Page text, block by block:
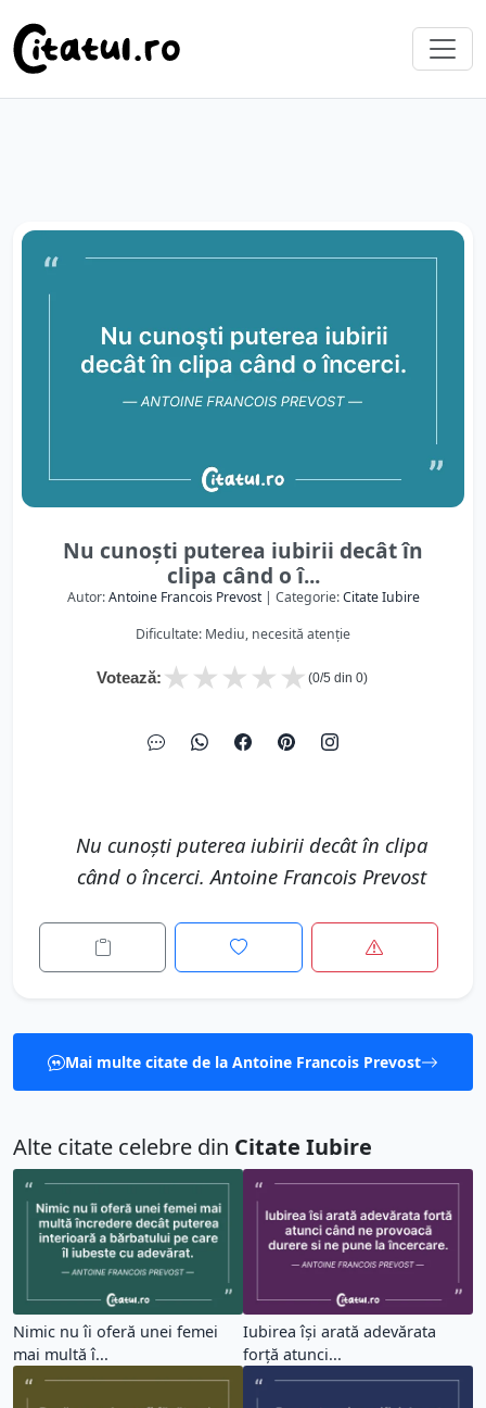
Nu cunoşti puterea iubirii decât în
clipa când o î...
Autor:Antoine Francois Prevost| Categorie:Citate Iubire
Dificultate: Mediu, necesită atenție
Votează: ★
★
★
★
★ (0/5 din 0)
Nu cunoşti puterea iubirii decât în clipa
când o încerci. Antoine Francois Prevost
Mai multe citate de la Antoine Francois Prevost
Alte citate celebre din Citate Iubire
Nimic nu îi oferă unei femei
mai multă î...
Iubirea își arată adevărata
forță atunci...